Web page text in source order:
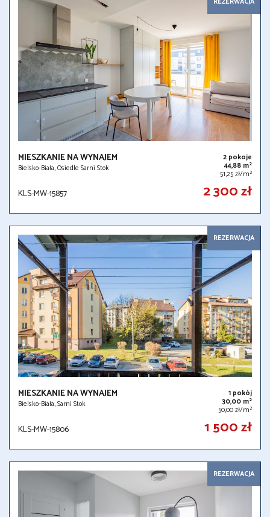
MIESZKANIE NA WYNAJEM
Bielsko-Biała, Osiedle Sarni Stok
2 pokoje
44,88 m2
51,25 zł/m2
KLS-MW-15857 2 300 zł
REZERWACJA
MIESZKANIE NA WYNAJEM
Bielsko-Biała, Sarni Stok
1 pokój
30,00 m2
50,00 zł/m2
KLS-MW-15806 1 500 zł
REZERWACJA